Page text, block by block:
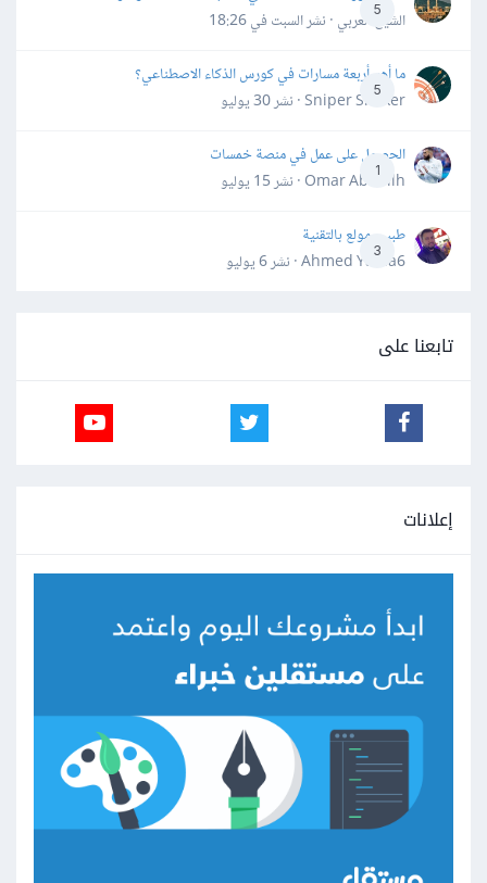
5
الشيخ العربي · نشرالسبت في 18:26
5
ما أهم أربعة مسارات في كورس الذكاء الاصطناعي؟
Sniper Shaker · نشر
30 يوليو
1
الحصول على عمل في منصة خمسات
Omar Abdallh · نشر
15 يوليو
3
طبيب مولع بالتقنية
Ahmed Yahia6 · نشر
6 يوليو
تابعنا على
إعلانات